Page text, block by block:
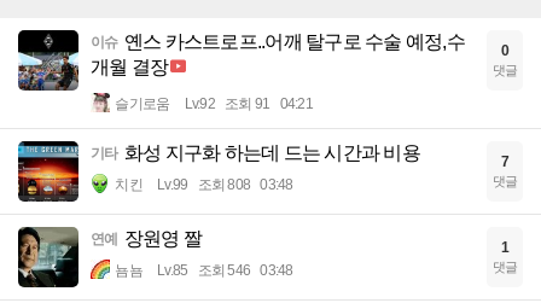
이슈 옌스 카스트로프..어깨 탈구로 수술 예정,수
개월 결장
슬기로움 Lv.92 조회 91 04:21
0
댓글
기타 화성 지구화 하는데 드는 시간과 비용
치킨 Lv.99 조회 808 03:48
7
댓글
연예 장원영 짤
뇸뇸 Lv.85 조회 546 03:48
1
댓글